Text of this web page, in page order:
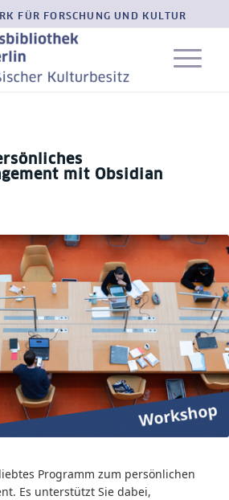
FÜR FORSCHUNG UND KULTUR
mit Obsidian
Programm zum persönlichen
Es unterstützt Sie dabei,